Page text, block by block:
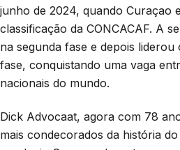
junho de 2024, quando Curaçao
classificação da CONCACAF. A
na segunda fase e depois
fase, conquistando uma vaga
nacionais do mundo.
Dick Advocaat, agora com 78
mais condecorados da história